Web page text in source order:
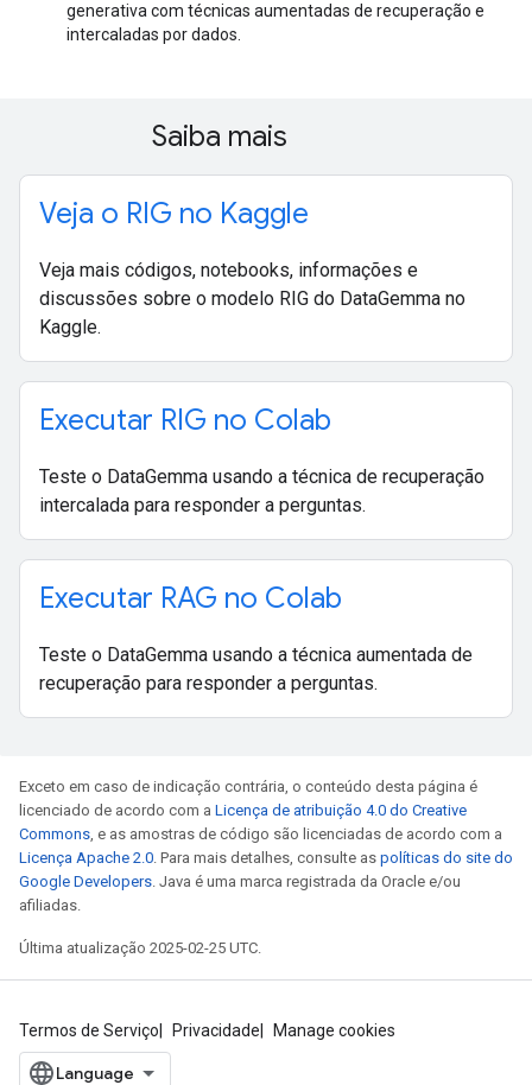
generativa com técnicas aumentadas de recuperação e
intercaladas por dados.
Saiba mais
Veja o RIG no Kaggle
Veja mais códigos, notebooks, informações e
discussões sobre o modelo RIG do DataGemma no
Kaggle.
Executar RIG no Colab
Teste o DataGemma usando a técnica de recuperação
intercalada para responder a perguntas.
Executar RAG no Colab
Teste o DataGemma usando a técnica aumentada de
recuperação para responder a perguntas.
Exceto em caso de indicação contrária, o conteúdo desta página é
licenciado de acordo com a Licença de atribuição 4.0 do Creative
Commons, e as amostras de código são licenciadas de acordo com a
Licença Apache 2.0. Para mais detalhes, consulte as políticas do site do
Google Developers. Java é uma marca registrada da Oracle e/ou
afiliadas.
Última atualização 2025-02-25 UTC.
Termos de Serviço Privacidade Manage cookies